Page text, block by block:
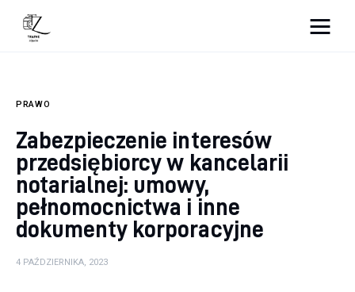
Zdrowie
Uroda
Dom i ogród
Więcej
PRAWO
Zabezpieczenie interesów
przedsiębiorcy w kancelarii
notarialnej: umowy,
pełnomocnictwa i inne
dokumenty korporacyjne
4 PAŹDZIERNIKA, 2023